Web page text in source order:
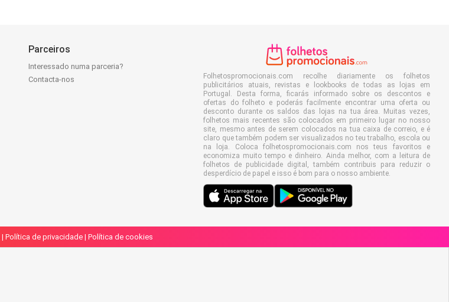
Parceiros
Interessado numa parceria?
Contacta-nos
Folhetospromocionais.com recolhe diariamente os folhetos
publicitários atuais, revistas e lookbooks de todas as lojas em
Portugal. Desta forma, ficarás informado sobre os descontos e
ofertas do folheto e poderás facilmente encontrar uma oferta ou
desconto durante os saldos das lojas na tua área. Muitas vezes,
folhetos mais recentes são colocados em primeiro lugar no nosso
site, mesmo antes de serem colocados na tua caixa de correio, e é
claro que também podem ser visualizados no teu trabalho, escola ou
na loja. Coloca folhetospromocionais.com nos teus favoritos e
economiza muito tempo e dinheiro. Ainda melhor, com a leitura de
folhetos de publicidade digital, também contribuis para reduzir o
desperdício de papel e isso é bom para o nosso ambiente.
| Política de privacidade | Política de cookies